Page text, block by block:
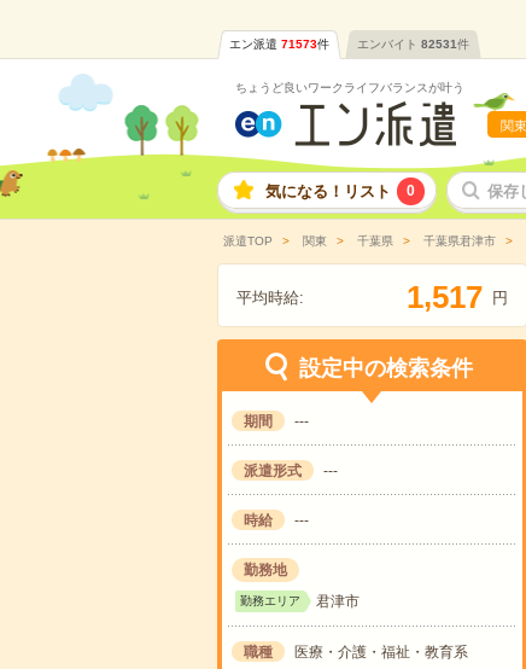
エン派遣 71573件 エンバイト 82531件
ちょうど良いワークライフバランスが叶う
関
気になる！リスト 0 保存
派遣TOP 関東 千葉県 千葉県君津市
平均時給: 1,517 円
設定中の検索条件
期間 ---
派遣形式 ---
時給 ---
勤務地
勤務エリア 君津市
職種 医療・介護・福祉・教育系